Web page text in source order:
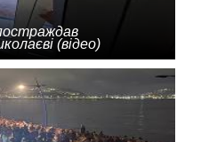
(відео)